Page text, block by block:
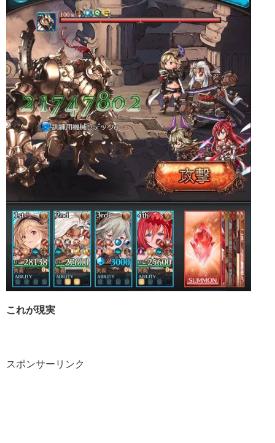
これが現実
スポンサーリンク